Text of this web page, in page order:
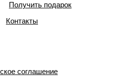
Получить подарок
Контакты
соглашение